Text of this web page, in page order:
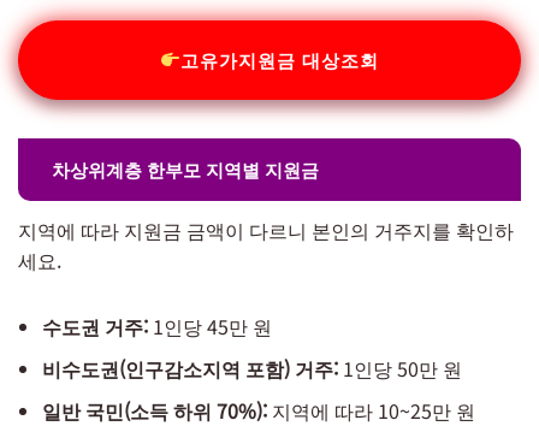
고유가지원금 대상조회
차상위계층 한부모 지역별 지원금
지역에 따라 지원금 금액이 다르니 본인의 거주지를 확인하
세요.
수도권 거주: 1인당 45만 원
비수도권(인구감소지역 포함) 거주: 1인당 50만 원
일반 국민(소득 하위 70%): 지역에 따라 10~25만 원